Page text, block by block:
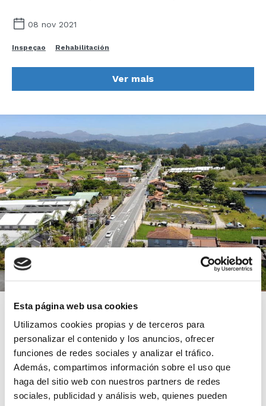
Esta página web usa cookies
Utilizamos cookies propias y de terceros para
personalizar el contenido y los anuncios, ofrecer
funciones de redes sociales y analizar el tráfico.
Además, compartimos información sobre el uso que
haga del sitio web con nuestros partners de redes
sociales, publicidad y análisis web, quienes pueden
08 nov 2021
Inspeçao Rehabilitación
Ver mais
GRUPO CANALIS rehabilita una
tubería de impulsión en Nigrán
(Pontevedra)
06 ago 2021
Inspeçao Limpeza Rehabilitación